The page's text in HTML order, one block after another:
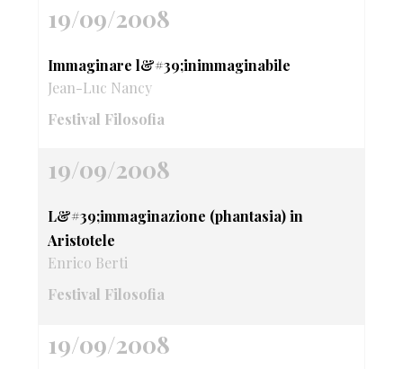
19/09/2008
Immaginare l&#39;inimmaginabile
Jean-Luc Nancy
Festival Filosofia
19/09/2008
L&#39;immaginazione (phantasia) in
Aristotele
Enrico Berti
Festival Filosofia
19/09/2008